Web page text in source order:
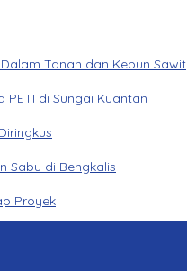
Tanah dan Kebun Sawit
PETI di Sungai Kuantan
Sabu di Bengkalis
Proyek